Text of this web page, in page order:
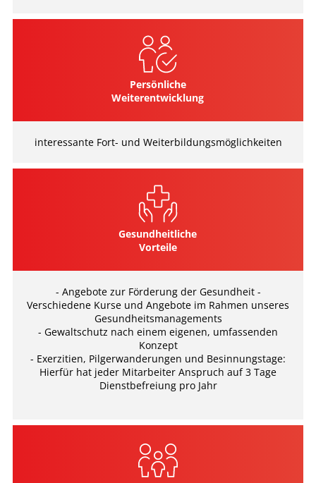
Persönliche
Weiterentwicklung
interessante Fort- und Weiterbildungsmöglichkeiten
Gesundheitliche
Vorteile
- Angebote zur Förderung der Gesundheit -
Verschiedene Kurse und Angebote im Rahmen unseres
Gesundheitsmanagements
- Gewaltschutz nach einem eigenen, umfassenden
Konzept
- Exerzitien, Pilgerwanderungen und Besinnungstage:
Hierfür hat jeder Mitarbeiter Anspruch auf 3 Tage
Dienstbefreiung pro Jahr